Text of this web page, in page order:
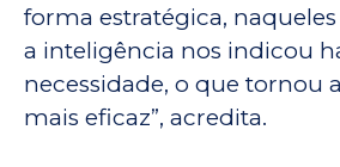
forma estratégica,
a inteligência nos indicou
necessidade, o que tornou
mais eficaz”, acredita.